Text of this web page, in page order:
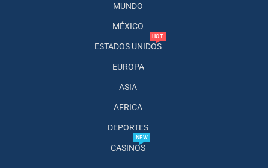
MUNDO
MÉXICO
ESTADOS UNIDOS
HOT
EUROPA
ASIA
AFRICA
DEPORTES
CASINOS
NEW